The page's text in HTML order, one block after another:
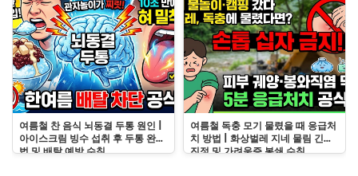
여름철 찬 음식 뇌동결 두통 원인 |
아이스크림 빙수 섭취 후 두통 완화
법 및 배탈 예방 수칙
여름철 독충 모기 물렸을 때 응급처
치 방법 | 화상벌레 지네 물림 긴급
진정 및 가려움증 봉쇄 수칙